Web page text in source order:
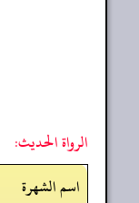
الرواة الحديث:
اسم الشهرة